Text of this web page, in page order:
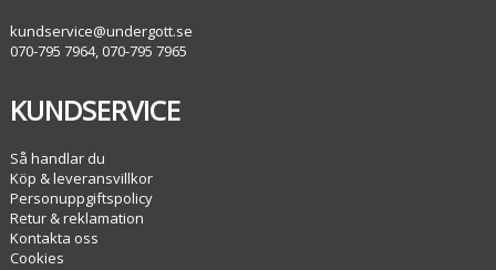
kundservice@undergott.se
070-795 7964, 070-795 7965
KUNDSERVICE
Så handlar du
Köp & leveransvillkor
Personuppgiftspolicy
Retur & reklamation
Kontakta oss
Cookies